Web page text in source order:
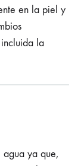
en la piel y
la
agua ya que,